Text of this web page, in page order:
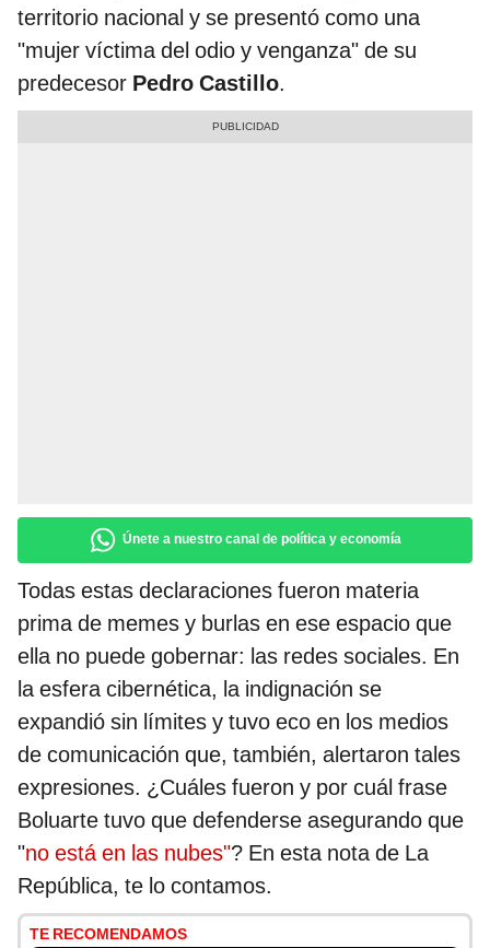
territorio nacional y se presentó como una
"mujer víctima del odio y venganza" de su
predecesor Pedro Castillo.
Únete a nuestro canal de política y economía
Todas estas declaraciones fueron materia
prima de memes y burlas en ese espacio que
ella no puede gobernar: las redes sociales. En
la esfera cibernética, la indignación se
expandió sin límites y tuvo eco en los medios
de comunicación que, también, alertaron tales
expresiones. ¿Cuáles fueron y por cuál frase
Boluarte tuvo que defenderse asegurando que
"no está en las nubes"? En esta nota de La
República, te lo contamos.
TE RECOMENDAMOS